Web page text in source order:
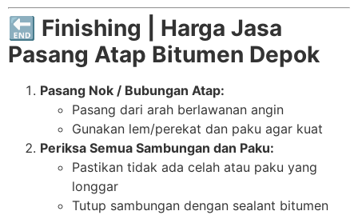
🔚 Finishing | Harga Jasa
Pasang Atap Bitumen Depok
Pasang Nok / Bubungan Atap:
Pasang dari arah berlawanan angin
Gunakan lem/perekat dan paku agar kuat
Periksa Semua Sambungan dan Paku:
Pastikan tidak ada celah atau paku yang
longgar
Tutup sambungan dengan sealant bitumen